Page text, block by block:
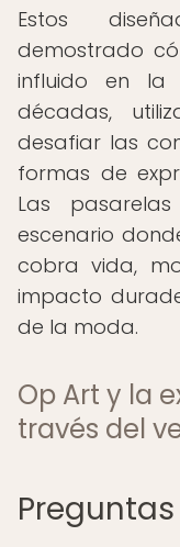
Estos
demostrado
influido en
décadas,
desafiar las
formas de
Las
escenario
cobra vida,
impacto
de la moda.
Op Art y la
través del